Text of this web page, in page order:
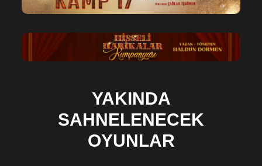
YAKINDA
SAHNELENECEK
OYUNLAR